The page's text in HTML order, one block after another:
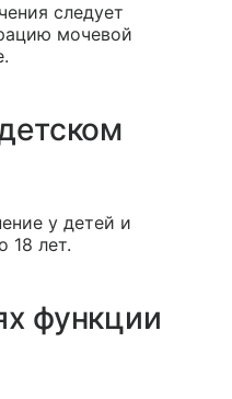
следует
мочевой
у детей и
18 лет.
функции